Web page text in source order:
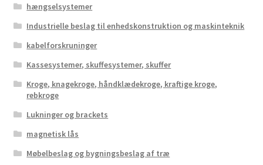
hængselsystemer
Industrielle beslag til enhedskonstruktion og maskinteknik
kabelforskruninger
Kassesystemer, skuffesystemer, skuffer
Kroge, knagekroge, håndklædekroge, kraftige kroge,
rebkroge
Lukninger og brackets
magnetisk lås
Møbelbeslag og bygningsbeslag af træ